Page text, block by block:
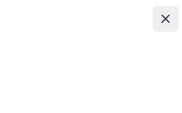
文写作与降AI率平台
打
文写作与降AI率平台
关
，全靠 SuperXie 来